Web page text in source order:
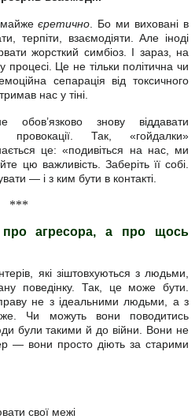
майжеєретично . Бо ми виховані в
терпіти, взаємодіяти. Але іноді
жорсткий симбіоз. І зараз, на
процесі. Це не тільки політична чи
сепарація від токсичного
нас у тіні.
обов’язково знову віддавати
Так, «гойдалки»
це: «подивіться на нас, ми
цю важливість. Заберіть її собі.
— і з ким бути в контакті.
***
агресора, а про щось
які зіштовхуються з людьми,
поведінку. Так, це може бути.
не з ідеальними людьми, а з
Чи можуть вони поводитись
були такими й до війни. Вони не
— вони просто діють за старими
свої межі